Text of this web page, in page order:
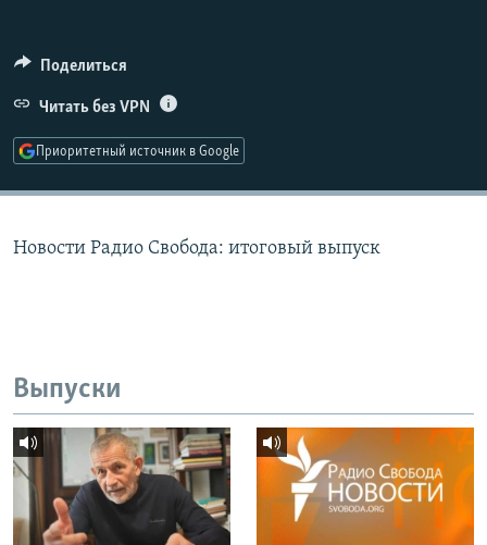
ПОДПИШИТЕСЬ НА РАССЫЛКУ
СОЦИАЛЬНЫЕ СЕТИ
Поделиться
Читать без VPN
Приоритетный источник в Google
Новости Радио Свобода: итоговый выпуск
Выпуски